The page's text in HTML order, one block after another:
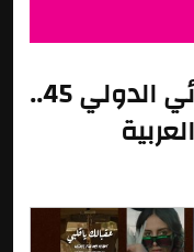
مهرجان القاهرة السينمائي‌‌ ‌‌الدولي‌ 45..